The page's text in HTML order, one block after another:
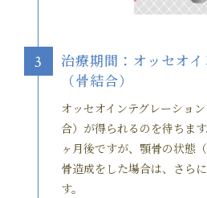
3
治療期間：オッセオ
（骨結合）
オッセオインテグレーショ
合）が得られるのを待ちま
ヶ月後ですが、顎骨の状態
骨造成をした場合は、さら
す。